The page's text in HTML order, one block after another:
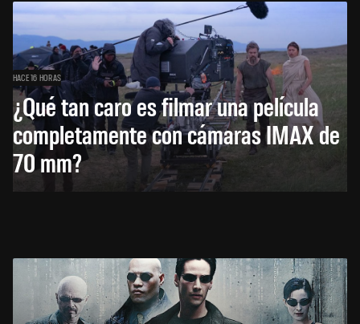
HACE 16 HORAS
¿Qué tan caro es filmar una película
completamente con cámaras IMAX de
70 mm?